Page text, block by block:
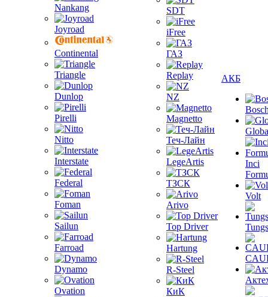
Nankang
Joyroad
Continental
Triangle
Dunlop
Pirelli
Nitto
Interstate
Federal
Foman
Sailun
Farroad
Dynamo
Ovation
SDT
iFree
ГАЗ
Replay
NZ
Magnetto
Теч-Лайн
LegeArtis
ТЗСК
Arivo
Top Driver
Hartung
R-Steel
КиК
АКБ
Inci
Volt